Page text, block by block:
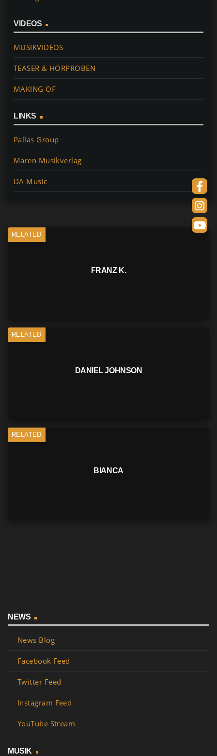
VIDEOS
MUSIKVIDEOS
TEASER & HÖRPROBEN
MAKING OF
LINKS
Pallas Group
Maren Musikverlag
DA Music
RELATED
FRANZ K.
RELATED
DANIEL JOHNSON
RELATED
BIANCA
NEWS
News Blog
Facebook Feed
Twitter Feed
Instagram Feed
YouTube Stream
MUSIK